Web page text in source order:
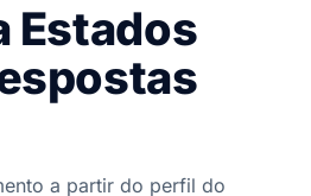
Estados
a partir do perfil do